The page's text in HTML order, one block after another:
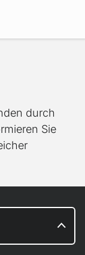
durch
Sie